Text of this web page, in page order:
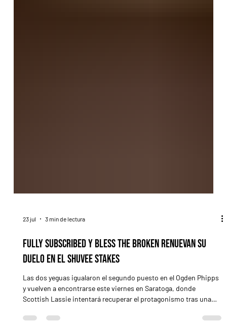
Fully Subscribed y Bless the Broken renuevan su
duelo en el Shuvee Stakes
Las dos yeguas igualaron el segundo puesto en el Ogden Phipps
y vuelven a encontrarse este viernes en Saratoga, donde